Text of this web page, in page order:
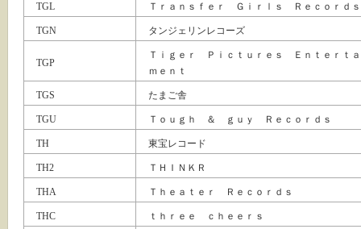
TGL Ｔｒａｎｓｆｅｒ Ｇｉｒｌｓ Ｒｅｃｏｒｄｓ
TGN タンジェリンレコーズ
TGP
Ｔｉｇｅｒ Ｐｉｃｔｕｒｅｓ Ｅｎｔｅｒｔ
ｍｅｎｔ
TGS たまご舎
TGU Ｔｏｕｇｈ ＆ ｇｕｙ Ｒｅｃｏｒｄｓ
TH 東宝レコード
TH2 ＴＨＩＮＫＲ
THA Ｔｈｅａｔｅｒ Ｒｅｃｏｒｄｓ
THC ｔｈｒｅｅ ｃｈｅｅｒｓ